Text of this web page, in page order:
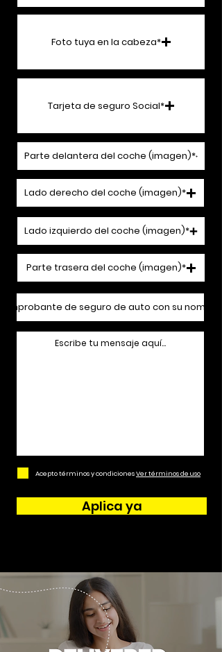
Foto tuya en la cabeza*
Cargar archivo compatible (máximo 15 MB)
Tarjeta de seguro Social*
Cargar archivo compatible (máximo 15 MB)
Parte delantera del coche (imagen)*
Cargar archivo compatible (máximo 15 MB)
Lado derecho del coche (imagen)*
Cargar archivo compatible (máximo 15 MB)
Lado izquierdo del coche (imagen)*
Cargar archivo compatible (máximo 15 MB)
Parte trasera del coche (imagen)*
Cargar archivo compatible (máximo 15 MB)
de seguro de auto con su nombre*
Cargar archivo compatible (máximo 15 MB)
Acepto términos y condicionesVer términos de uso
Aplica ya